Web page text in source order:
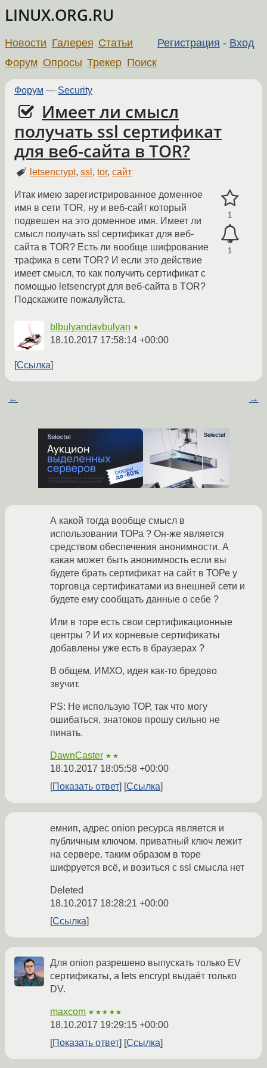
LINUX.ORG.RU
Регистрация - Вход
Новости Галерея Статьи
Форум Опросы Трекер Поиск
Форум — Security
Имеет ли смысл
получать ssl сертификат
для веб-сайта в TOR?
letsencrypt,ssl ,tor,сайт
1
1
Итак имею зарегистрированное доменное
имя в сети TOR, ну и веб-сайт который
подвешен на это доменное имя. Имеет ли
смысл получать ssl сертификат для веб-
сайта в TOR? Есть ли вообще шифрование
трафика в сети TOR? И если это действие
имеет смысл, то как получить сертификат с
помощью letsencrypt для веб-сайта в TOR?
Подскажите пожалуйста.
blbulyandavbulyan ★
18.10.2017 17:58:14 +00:00
Ссылка
← →
А какой тогда вообще смысл в
использовании ТОРа ? Он-же является
средством обеспечения анонимности. А
какая может быть анонимность если вы
будете брать сертификат на сайт в ТОРе у
торговца сертификатами из внешней сети и
будете ему сообщать данные о себе ?
Или в торе есть свои сертификационные
центры ? И их корневые сертификаты
добавлены уже есть в браузерах ?
В общем, ИМХО, идея как-то бредово
звучит.
PS: Не использую ТОР, так что могу
ошибаться, знатоков прошу сильно не
пинать.
DawnCaster ★★
18.10.2017 18:05:58 +00:00
Показать ответ
Ссылка
емнип, адрес onion ресурса является и
публичным ключом. приватный ключ лежит
на сервере. таким образом в торе
шифруется всё, и возиться с ssl смысла нет
Deleted
18.10.2017 18:28:21 +00:00
Ссылка
Для onion разрешено выпускать только EV
сертификаты, а lets encrypt выдаёт только
DV.
maxcom ★★★★★
18.10.2017 19:29:15 +00:00
Показать ответ
Ссылка